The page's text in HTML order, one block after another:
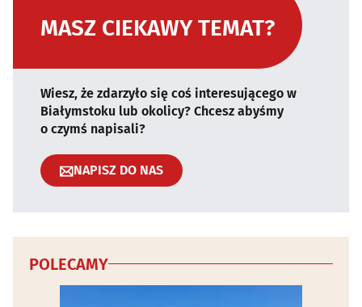
MASZ CIEKAWY TEMAT?
Wiesz, że zdarzyło się coś interesującego w
Białymstoku lub okolicy? Chcesz abyśmy
o czymś napisali?
NAPISZ DO NAS
POLECAMY